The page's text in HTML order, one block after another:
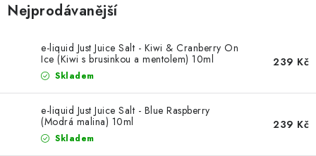
BÁZE
E-LIQUIDY
E-CIGARETY
NIKOTINOVÉ SÁČKY
Nejprodávanější
e-liquid Just Juice Salt - Kiwi & Cranberry On
Ice (Kiwi s brusinkou a mentolem) 10ml
Skladem
239 Kč
e-liquid Just Juice Salt - Blue Raspberry
(Modrá malina) 10ml
Skladem
239 Kč